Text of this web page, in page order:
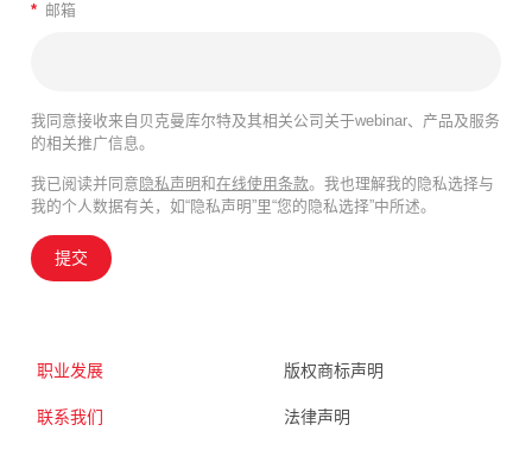
* 邮箱
我同意接收来自贝克曼库尔特及其相关公司关于webinar、产品及服务
的相关推广信息。
我已阅读并同意 隐私声明和在线使用条款。我也理解我的隐私选择与
我的个人数据有关，如“隐私声明”里“您的隐私选择”中所述。
提交
职业发展
联系我们
版权商标声明
法律声明